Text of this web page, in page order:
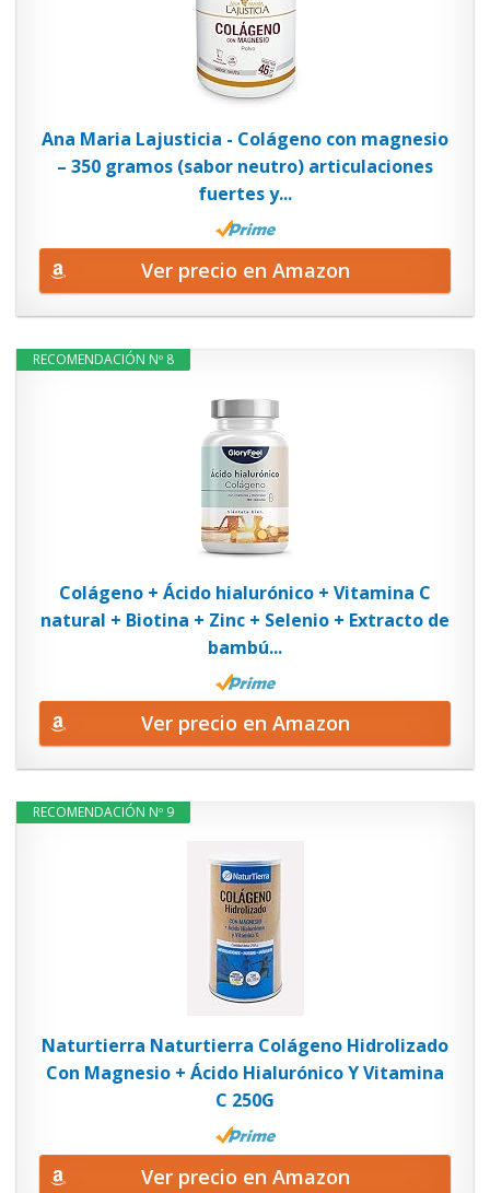
Ana Maria Lajusticia - Colágeno con magnesio
– 350 gramos (sabor neutro) articulaciones
fuertes y...
Ver precio en Amazon
RECOMENDACIÓN Nº 8
Colágeno + Ácido hialurónico + Vitamina C
natural + Biotina + Zinc + Selenio + Extracto de
bambú...
Ver precio en Amazon
RECOMENDACIÓN Nº 9
Naturtierra Naturtierra Colágeno Hidrolizado
Con Magnesio + Ácido Hialurónico Y Vitamina
C 250G
Ver precio en Amazon